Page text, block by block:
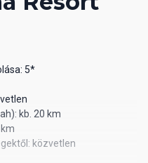
5*
kb. 20 km
közvetlen